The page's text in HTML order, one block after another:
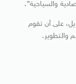
والسياحية”.
على أن تقوم
والتطوير.